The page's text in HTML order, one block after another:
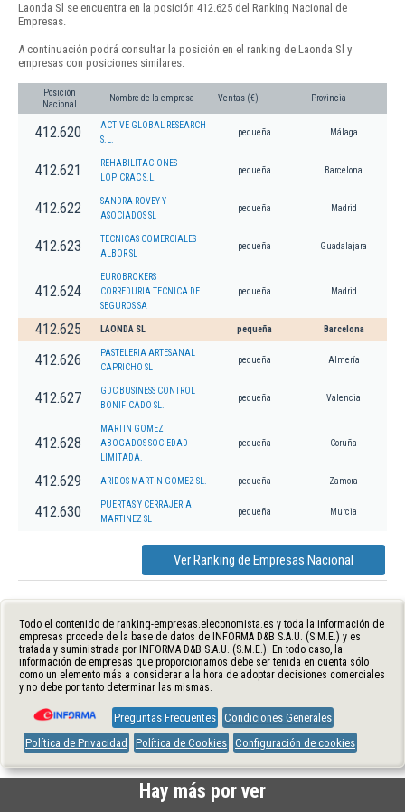
Laonda Sl se encuentra en la posición 412.625 del Ranking Nacional de
Empresas.
A continuación podrá consultar la posición en el ranking de Laonda Sl y
empresas con posiciones similares:
Posición
Nacional
Nombre de la empresa Ventas (€) Provincia
412.620
ACTIVE GLOBAL RESEARCH
S.L.
pequeña Málaga
412.621
REHABILITACIONES
LOPICRAC S.L.
pequeña Barcelona
412.622
SANDRA ROVEY Y
ASOCIADOS SL
pequeña Madrid
412.623
TECNICAS COMERCIALES
ALBOR SL
pequeña Guadalajara
412.624
EUROBROKERS
CORREDURIA TECNICA DE
SEGUROS SA
pequeña Madrid
412.625 LAONDA SL pequeña Barcelona
412.626
PASTELERIA ARTESANAL
CAPRICHO SL
pequeña Almería
412.627
GDC BUSINESS CONTROL
BONIFICADO SL.
pequeña Valencia
412.628
MARTIN GOMEZ
ABOGADOS SOCIEDAD
LIMITADA.
pequeña Coruña
412.629 ARIDOS MARTIN GOMEZ SL. pequeña Zamora
412.630
PUERTAS Y CERRAJERIA
MARTINEZ SL
pequeña Murcia
Ver Ranking de Empresas Nacional
Todo el contenido de ranking-empresas.eleconomista.es y toda la información de
empresas procede de la base de datos de INFORMA D&B S.A.U. (S.M.E.) y es
tratada y suministrada por INFORMA D&B S.A.U. (S.M.E.). En todo caso, la
información de empresas que proporcionamos debe ser tenida en cuenta sólo
como un elemento más a considerar a la hora de adoptar decisiones comerciales
y no debe por tanto determinar las mismas.
Preguntas Frecuentes Condiciones Generales
Política de Privacidad
Política de Cookies Configuración de cookies
Hay más por ver